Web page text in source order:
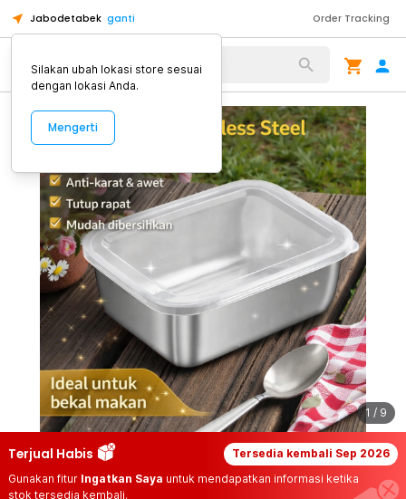
Jabodetabek ganti Order Tracking
Alat Kopi
1 / 9
Terjual Habis Tersedia kembali Sep 2026
Gunakan fitur Ingatkan Saya untuk mendapatkan informasi ketika
stok tersedia kembali.
Silakan ubah lokasi store sesuai
dengan lokasi Anda.
Mengerti